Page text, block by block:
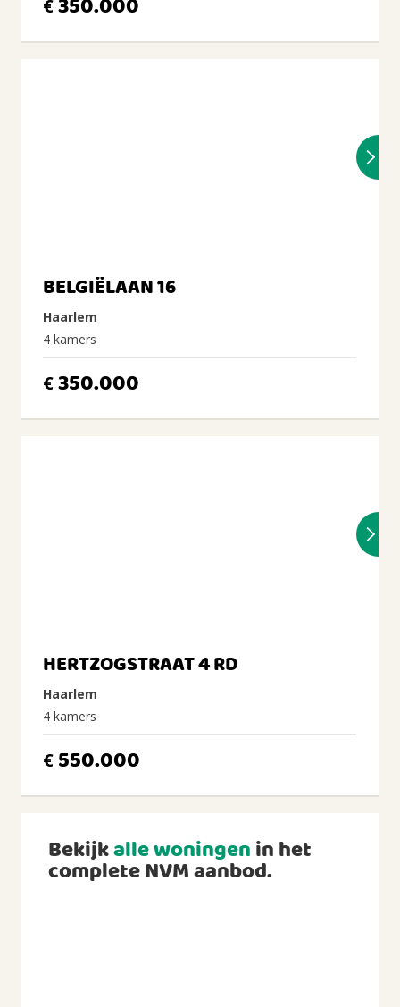
€350.000
BELGIËLAAN 16
Haarlem
4 kamers
€350.000
HERTZOGSTRAAT 4 RD
Haarlem
4 kamers
€ 550.000
Bekijkalle woningenin het
complete NVM aanbod.